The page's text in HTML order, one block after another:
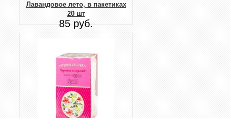
Лавандовое лето, в пакетиках
20 шт
85 руб.